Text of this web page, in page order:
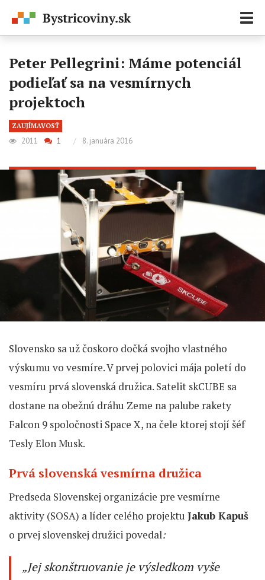
Peter Pellegrini: Máme potenciál
podieľať sa na vesmírnych
projektoch
ZAUJÍMAVOSŤ
2011 1 / 8. januára 2016
Slovensko sa už čoskoro dočká svojho vlastného
výskumu vo vesmíre. V prvej polovici mája poletí do
vesmíru prvá slovenská družica. Satelit skCUBE sa
dostane na obežnú dráhu Zeme na palube rakety
Falcon 9 spoločnosti Space X, na čele ktorej stojí šéf
Tesly Elon Musk.
Prvá slovenská vesmírna družica
Predseda Slovenskej organizácie pre vesmírne
aktivity (SOSA) a líder celého projektu Jakub Kapuš
o prvej slovenskej družici povedal:
„Jej skonštruovanie je výsledkom vyše